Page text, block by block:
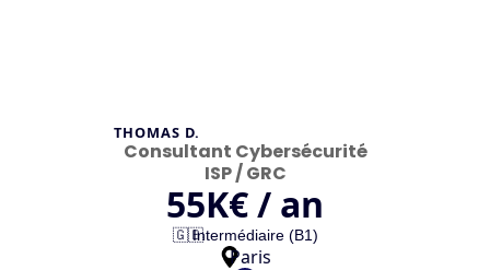
THOMAS D.
Consultant Cybersécurité
ISP / GRC
55K€ / an
🇬🇧Intermédiaire (B1)
Paris